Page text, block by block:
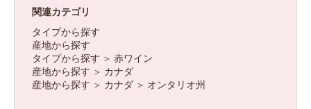
関連カテゴリ
タイプから探す
産地から探す
タイプから探す ＞ 赤ワイン
産地から探す ＞ カナダ
産地から探す ＞ カナダ ＞ オンタリオ州